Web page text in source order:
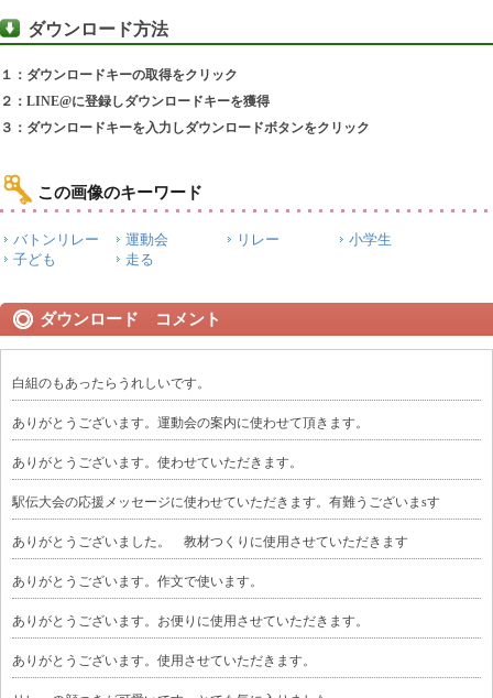
ダウンロード方法
１：ダウンロードキーの取得をクリック
２：LINE@に登録しダウンロードキーを獲得
３：ダウンロードキーを入力しダウンロードボタンをクリック
この画像のキーワード
バトンリレー 運動会 リレー
小学生
子ども
走る
ダウンロード コメント
白組のもあったらうれしいです。
ありがとうございます。運動会の案内に使わせて頂きます。
ありがとうございます。使わせていただきます。
駅伝大会の応援メッセージに使わせていただきます。有難うございまsす
ありがとうございました。 教材つくりに使用させていただきます
ありがとうございます。作文で使います。
ありがとうございます。お便りに使用させていただきます。
ありがとうございます。使用させていただきます。